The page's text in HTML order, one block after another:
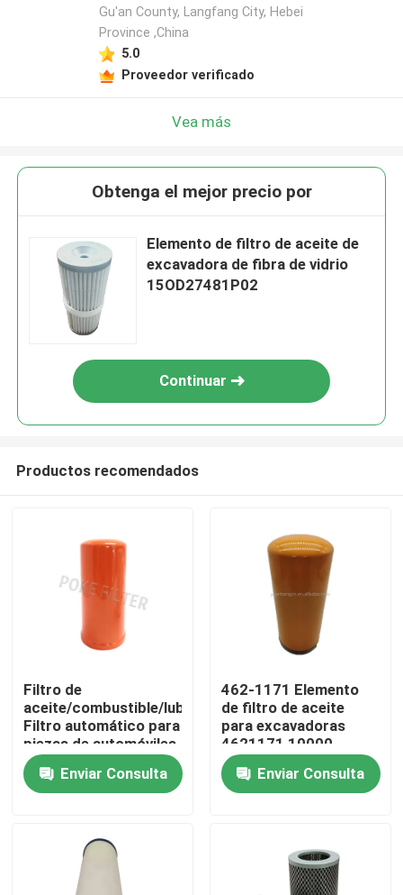
Sobre nosotros
Contactos
Productos
Gu'an County, Langfang City, Hebei
Province ,China
5.0
Proveedor verificado
Vea más
Obtenga el mejor precio por
Elemento de filtro de aceite de
excavadora de fibra de vidrio
15OD27481P02
Continuar
Productos recomendados
Filtro de
aceite/combustible/lubrificante
Filtro automático para
piezas de automóviles
Lf9032 So 10094
Re572785 P550595
Enviar Consulta
462-1171 Elemento
de filtro de aceite
para excavadoras
4621171 10000-
05598 11Q4-70211
4627133 SO 11092
Enviar Consulta